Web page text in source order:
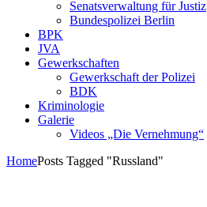
Senatsverwaltung für Justiz
Bundespolizei Berlin
BPK
JVA
Gewerkschaften
Gewerkschaft der Polizei
BDK
Kriminologie
Galerie
Videos „Die Vernehmung“
HomePosts Tagged "Russland"